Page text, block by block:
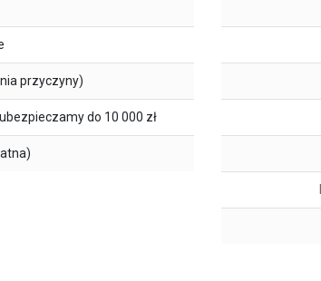
przyczyny)
do 10 000 zł